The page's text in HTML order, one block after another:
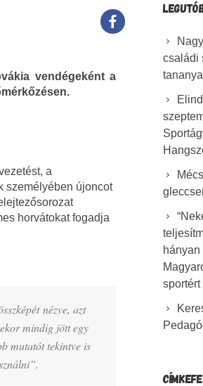
vendégeként a
a
személyében újoncot
horvátokat fogadja
nézve, azt
mindig jött egy
mutatót tekintve is
családi